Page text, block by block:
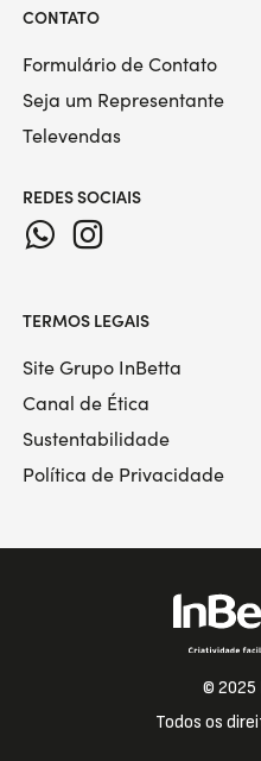
CONTATO
Formulário de Contato
Seja um Representante
Televendas
REDES SOCIAIS
TERMOS LEGAIS
Site Grupo InBetta
Canal de Ética
Sustentabilidade
Política de Privacidade
©
Todos os